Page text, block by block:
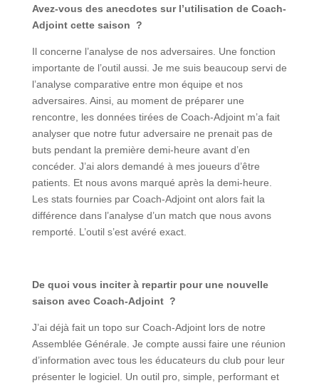
Avez-vous des anecdotes sur l’utilisation de Coach-
Adjoint cette saison ?
Il concerne l’analyse de nos adversaires. Une fonction
importante de l’outil aussi. Je me suis beaucoup servi de
l’analyse comparative entre mon équipe et nos
adversaires. Ainsi, au moment de préparer une
rencontre, les données tirées de Coach-Adjoint m’a fait
analyser que notre futur adversaire ne prenait pas de
buts pendant la première demi-heure avant d’en
concéder. J’ai alors demandé à mes joueurs d’être
patients. Et nous avons marqué après la demi-heure.
Les stats fournies par Coach-Adjoint ont alors fait la
différence dans l’analyse d’un match que nous avons
remporté. L’outil s’est avéré exact.
De quoi vous inciter à repartir pour une nouvelle
saison avec Coach-Adjoint ?
J’ai déjà fait un topo sur Coach-Adjoint lors de notre
Assemblée Générale. Je compte aussi faire une réunion
d’information avec tous les éducateurs du club pour leur
présenter le logiciel. Un outil pro, simple, performant et